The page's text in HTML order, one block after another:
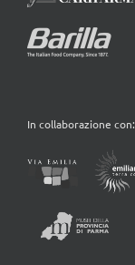
In collaborazione con: